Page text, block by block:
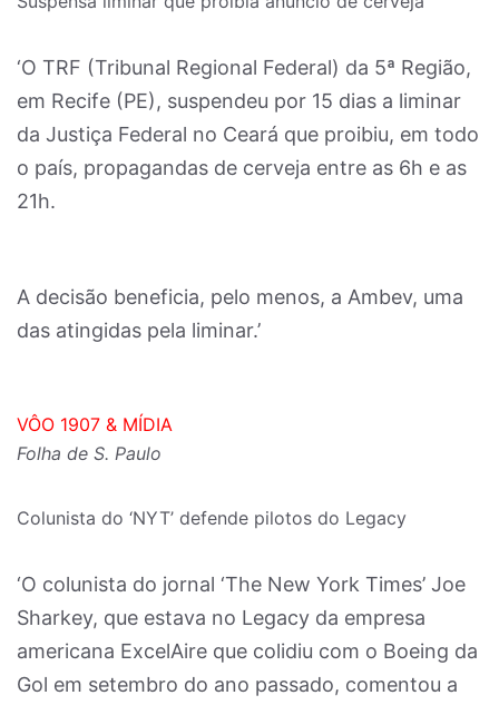
‘O TRF (Tribunal Regional Federal) da 5ª Região,
em Recife (PE), suspendeu por 15 dias a liminar
da Justiça Federal no Ceará que proibiu, em todo
o país, propagandas de cerveja entre as 6h e as
21h.
A decisão beneficia, pelo menos, a Ambev, uma
das atingidas pela liminar.’
VÔO 1907 & MÍDIA
Folha de S. Paulo
Colunista do ‘NYT’ defende pilotos do Legacy
‘O colunista do jornal ‘The New York Times’ Joe
Sharkey, que estava no Legacy da empresa
americana ExcelAire que colidiu com o Boeing da
Gol em setembro do ano passado, comentou a